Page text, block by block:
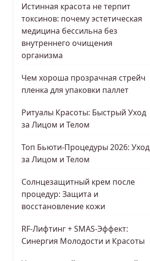
Истинная красота не терпит
токсинов: почему эстетическая
медицина бессильна без
внутреннего очищения
организма
Чем хороша прозрачная стрейч
пленка для упаковки паллет
Ритуалы Красоты: Быстрый Уход
за Лицом и Телом
Топ Бьюти-Процедуры 2026: Уход
за Лицом и Телом
Солнцезащитный крем после
процедур: Защита и
восстановление кожи
RF-Лифтинг + SMAS-Эффект:
Синергия Молодости и Красоты